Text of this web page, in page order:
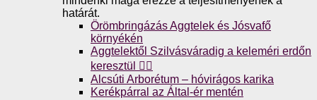
határát.
Örömbringázás Aggtelek és Jósvafő
környékén
Aggtelektől Szilvásváradig a keleméri erdőn
keresztül 🚴‍♀️
Alcsúti Arborétum – hóvirágos karika
Kerékpárral az Által-ér mentén